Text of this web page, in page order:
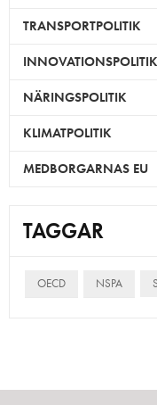
TRANSPORTPOLITIK
INNOVATIONSPOLITIK
NÄRINGSPOLITIK
KLIMATPOLITIK
MEDBORGARNAS EU
TAGGAR
OECD NSPA